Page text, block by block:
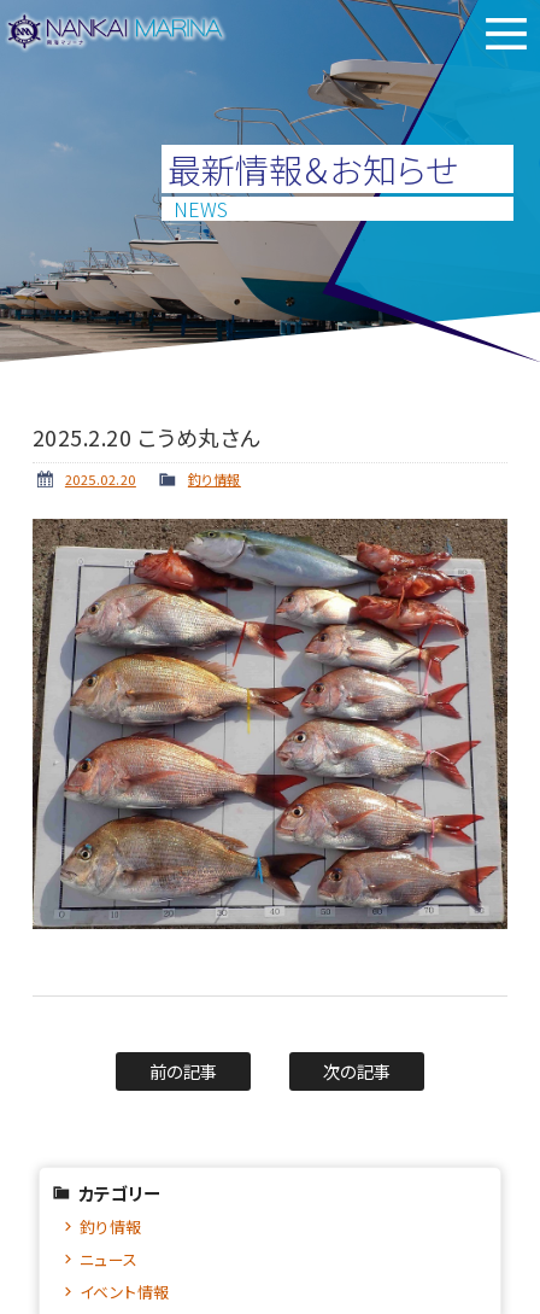
最新情報＆お知らせ
NEWS
2025.2.20 こうめ丸さん
2025.02.20 釣り情報
前の記事 次の記事
カテゴリー
釣り情報
ニュース
イベント情報